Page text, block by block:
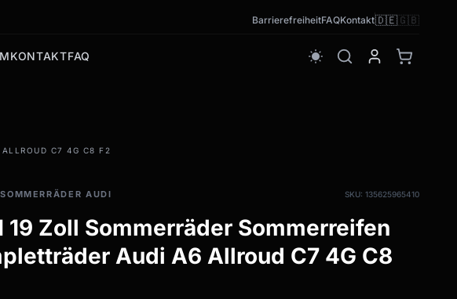
BarrierefreiheitFAQKontakt🇩🇪🇬🇧
KONTAKTFAQ wb_sunny
ALLROUD C7 4G C8 F2
AUDI SKU: 135625965410
19 Zoll Sommerräder Sommerreifen
Audi A6 Allroud C7 4G C8